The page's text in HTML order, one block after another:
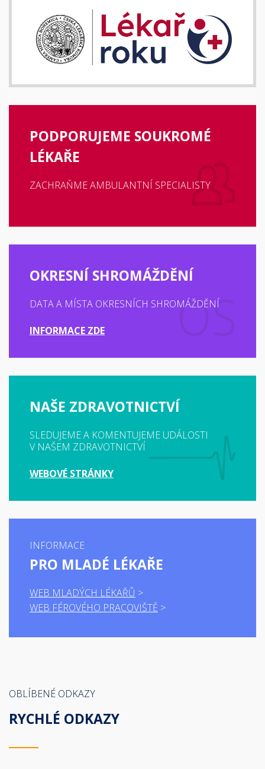
PODPORUJEME SOUKROMÉ
LÉKAŘE
ZACHRAŇME AMBULANTNÍ SPECIALISTY
OKRESNÍ SHROMÁŽDĚNÍ
DATA A MÍSTA OKRESNÍCH SHROMÁŽDĚNÍ
INFORMACE ZDE
NAŠE ZDRAVOTNICTVÍ
SLEDUJEME A KOMENTUJEME UDÁLOSTI
V NAŠEM ZDRAVOTNICTVÍ
WEBOVÉ STRÁNKY
INFORMACE
PRO MLADÉ LÉKAŘE
WEB MLADÝCH LÉKAŘŮ
WEB FÉROVÉHO PRACOVIŠTĚ
OBLÍBENÉ ODKAZY
RYCHLÉ ODKAZY